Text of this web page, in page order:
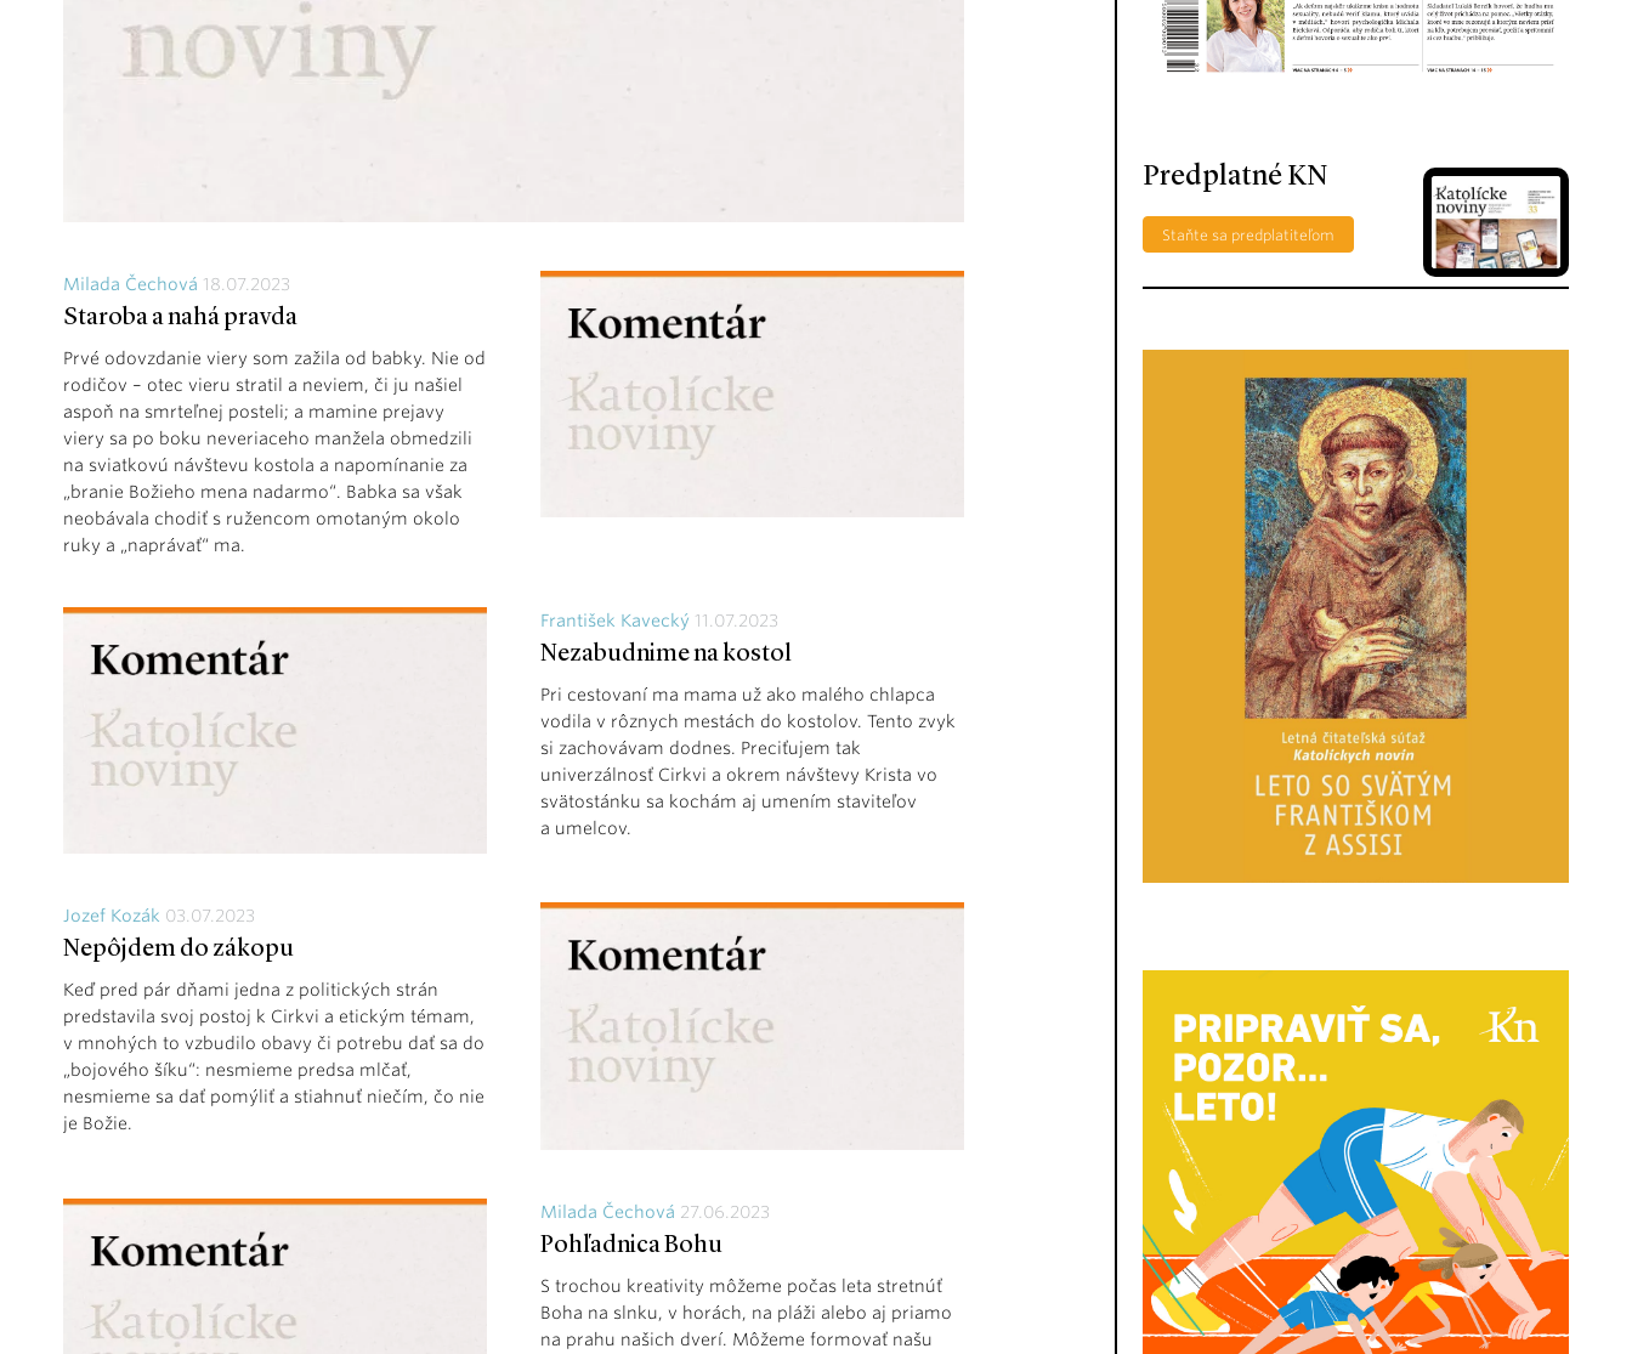
Milada Čechová 18.07.2023
Staroba a nahá pravda
Prvé odovzdanie viery som zažila od babky. Nie od
rodičov – otec vieru stratil a neviem, či ju našiel
aspoň na smrteľnej posteli; a mamine prejavy
viery sa po boku neveriaceho manžela obmedzili
na sviatkovú návštevu kostola a napomínanie za
„branie Božieho mena nadarmo“. Babka sa však
neobávala chodiť s ružencom omotaným okolo
ruky a „naprávať“ ma.
František Kavecký 11.07.2023
Nezabudnime na kostol
Pri cestovaní ma mama už ako malého chlapca
vodila v rôznych mestách do kostolov. Tento zvyk
si zachovávam dodnes. Preciťujem tak
univerzálnosť Cirkvi a okrem návštevy Krista vo
svätostánku sa kochám aj umením staviteľov
a umelcov.
Jozef Kozák 03.07.2023
Nepôjdem do zákopu
Keď pred pár dňami jedna z politických strán
predstavila svoj postoj k Cirkvi a etickým témam,
v mnohých to vzbudilo obavy či potrebu dať sa do
„bojového šíku“: nesmieme predsa mlčať,
nesmieme sa dať pomýliť a stiahnuť niečím, čo nie
je Božie.
Milada Čechová 27.06.2023
Pohľadnica Bohu
S trochou kreativity môžeme počas leta stretnúť
Boha na slnku, v horách, na pláži alebo aj priamo
na prahu našich dverí. Môžeme formovať našu
Predplatné KN
Staňte sa predplatiteľom